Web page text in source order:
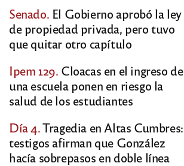
Senado. El Gobierno aprobó la ley
de propiedad privada, pero tuvo
que quitar otro capítulo
Ipem 129. Cloacas en el ingreso de
una escuela ponen en riesgo la
salud de los estudiantes
Día 4.Tragedia en Altas Cumbres:
testigos afirman que González
hacía sobrepasos en doble línea